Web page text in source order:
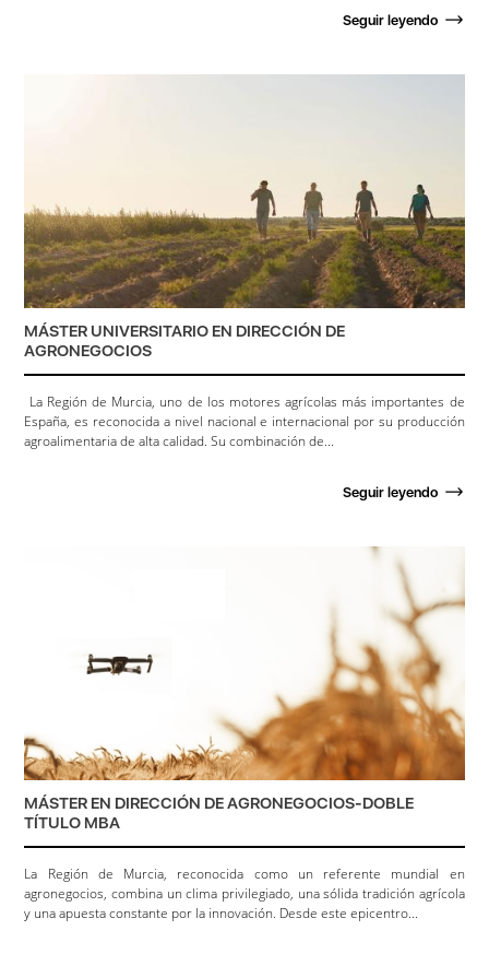
Seguir leyendo
MÁSTER UNIVERSITARIO EN DIRECCIÓN DE
AGRONEGOCIOS
La Región de Murcia, uno de los motores agrícolas más importantes de
España, es reconocida a nivel nacional e internacional por su producción
agroalimentaria de alta calidad. Su combinación de...
Seguir leyendo
MÁSTER EN DIRECCIÓN DE AGRONEGOCIOS-DOBLE
TÍTULO MBA
La Región de Murcia, reconocida como un referente mundial en
agronegocios, combina un clima privilegiado, una sólida tradición agrícola
y una apuesta constante por la innovación. Desde este epicentro...